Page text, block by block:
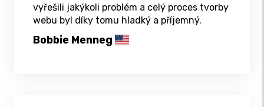
vyřešili jakýkoli problém a celý proces tvorby
webu byl díky tomu hladký a příjemný.
Bobbie Menneg